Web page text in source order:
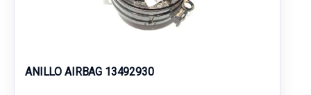
ANILLO AIRBAG 13492930